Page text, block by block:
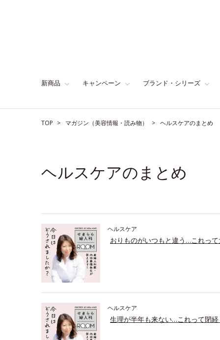
新商品 キャンペーン ブランド・シリーズ
TOP マガジン（美容情報・読み物） ヘルスケアのまとめ
ヘルスケアのまとめ
ヘルスケア
おりものがいつもと違う…これっ
ヘルスケア
生理が半年も来ない…これって閉経